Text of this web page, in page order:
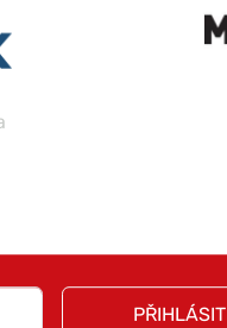
PŘIHLÁSIT